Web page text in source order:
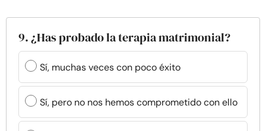
9. ¿Has probado la terapia matrimonial?
Sí, muchas veces con poco éxito
Sí, pero no nos hemos comprometido con ello